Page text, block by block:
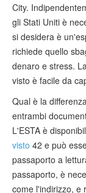
City.
gli Stati Uniti è
si desidera è
richiede quello
denaro e stress.
visto è facile da
Qual è la
entrambi
L'ESTA è
visto 42 e può
passaporto a
passaporto, è
come l'indirizzo, e